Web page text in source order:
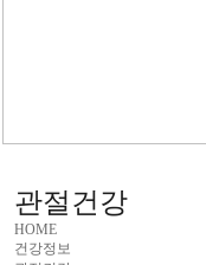
관절건강
HOME
건강정보